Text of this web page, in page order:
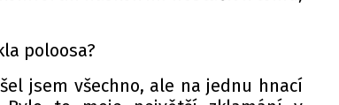
poloosa?
jsem všechno, ale na jednu hnací